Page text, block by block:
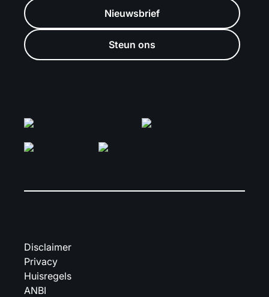
Nieuwsbrief
Steun ons
Disclaimer
Privacy
Huisregels
ANBI